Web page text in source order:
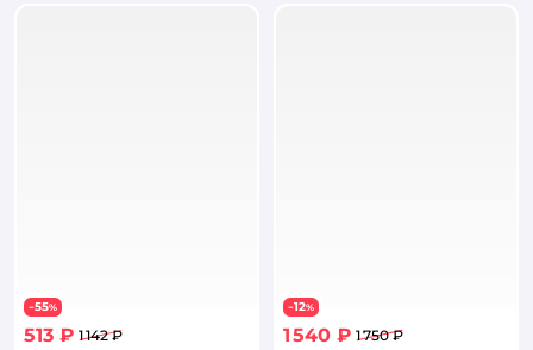
−55%
513 ₽ 1 142 ₽
−12%
1 540 ₽ 1 750 ₽